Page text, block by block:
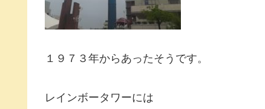
１９７３年からあったそうです。
レインボータワーには